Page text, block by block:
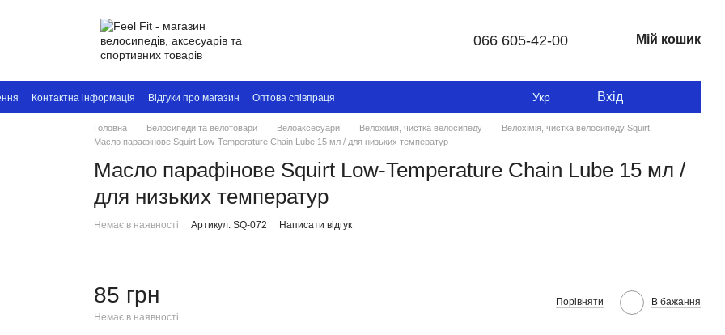
066 605-42-00 Мій кошик
Контактна інформація Відгуки про магазин Оптова співпраця Укр Вхід
Головна Велосипеди та велотовари Велоаксесуари Велохімія, чистка велосипеду
Велохімія, чистка велосипеду Squirt
Масло парафінове Squirt Low-Temperature Chain Lube 15 мл / для низьких температур
Масло парафінове Squirt Low-Temperature Chain Lube 15 мл /
для низьких температур
Немає в наявності Артикул: SQ-072 Написати відгук
85 грн
Немає в наявності
Порівняти В бажання